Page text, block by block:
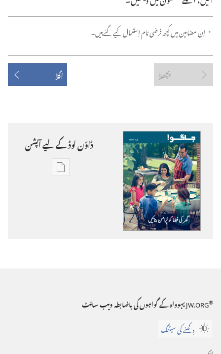
a اِن مضامین میں کچھ فرضی نام اِستعمال کیے گئے ہیں۔‏
پچھلا اگلا
ڈاؤن‌ لوڈ کے لیے آپشن
ڈاؤن‌
JW.ORG®
یہوواہ کے گواہوں کی باضابطہ ویب سائٹ
دِکھنے کی سیٹنگ